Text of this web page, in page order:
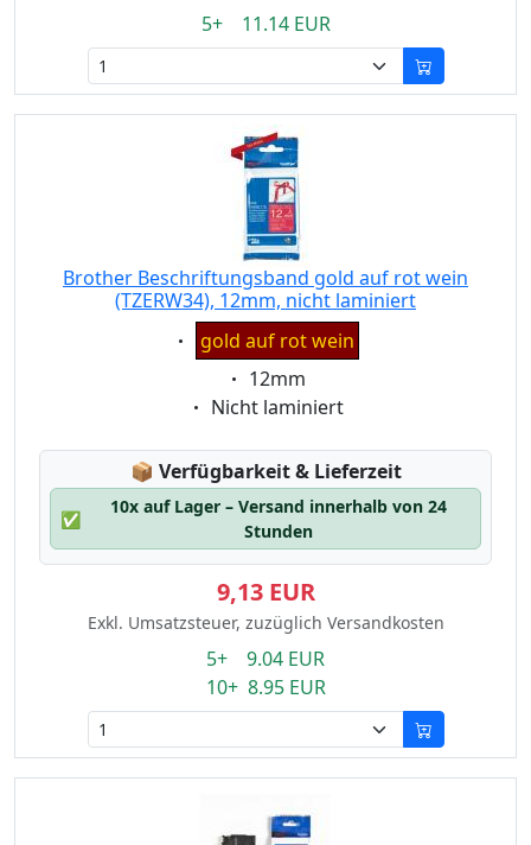
5+ 11.14 EUR
Brother Beschriftungsband gold auf rot wein
(TZERW34), 12mm, nicht laminiert
Eigenschaft:
gold auf rot wein
Eigenschaft:
12mm
Eigenschaft:
Nicht laminiert
📦 Lagerstatus:
Verfügbarkeit & Lieferzeit
✅
10x auf Lager – Versand innerhalb von 24
Stunden
9,13 EUR
Exkl. Umsatzsteuer, zuzüglich Versandkosten
5+ 9.04 EUR
10+ 8.95 EUR